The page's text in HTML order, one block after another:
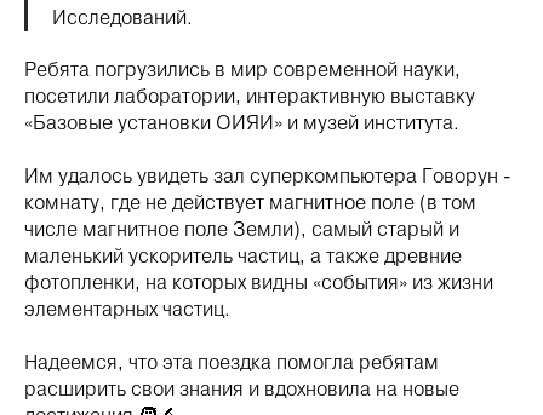
Исследований.
Ребята погрузились в мир современной науки,
посетили лаборатории, интерактивную выставку
«Базовые установки ОИЯИ» и музей института.
Им удалось увидеть зал суперкомпьютера Говорун -
комнату, где не действует магнитное поле (в том
числе магнитное поле Земли), самый старый и
маленький ускоритель частиц, а также древние
фотопленки, на которых видны «события» из жизни
элементарных частиц.
Надеемся, что эта поездка помогла ребятам
расширить свои знания и вдохновила на новые